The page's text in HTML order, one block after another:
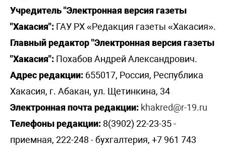
Учредитель "Электронная версия газеты
"Хакасия": ГАУ РХ «Редакция газеты «Хакасия».
Главный редактор "Электронная версия газеты
"Хакасия": Похабов Андрей Александрович.
Адрес редакции: 655017, Россия, Республика
Хакасия, г. Абакан, ул. Щетинкина, 34
Электронная почта редакции: khakred@r-19.ru
Телефоны редакции: 8(3902) 22-23-35 -
приемная, 222-248 - бухгалтерия, +7 961 743